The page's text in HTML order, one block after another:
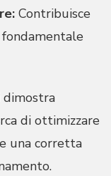
Contribuisce
fondamentale
dimostra
di ottimizzare
una corretta